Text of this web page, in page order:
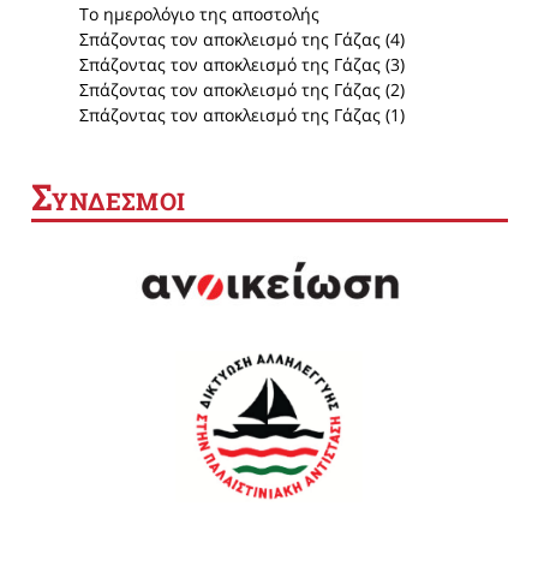
Το ημερολόγιο της αποστολής
Σπάζοντας τον αποκλεισμό της Γάζας (4)
Σπάζοντας τον αποκλεισμό της Γάζας (3)
Σπάζοντας τον αποκλεισμό της Γάζας (2)
Σπάζοντας τον αποκλεισμό της Γάζας (1)
ΣΥΝΔΕΣΜΟΙ